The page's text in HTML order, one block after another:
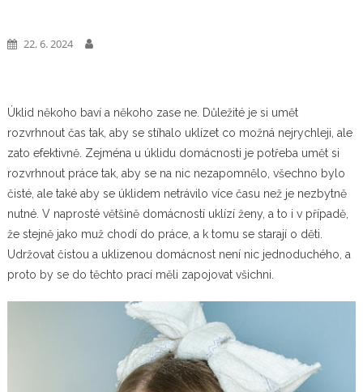
22. 6. 2024
Úklid někoho baví a někoho zase ne. Důležité je si umět
rozvrhnout čas tak, aby se stíhalo uklízet co možná nejrychleji, ale
zato efektivně. Zejména u úklidu domácnosti je potřeba umět si
rozvrhnout práce tak, aby se na nic nezapomnělo, všechno bylo
čisté, ale také aby se úklidem netrávilo více času než je nezbytně
nutné. V naprosté většině domácností uklízí ženy, a to i v případě,
že stejně jako muž chodí do práce, a k tomu se starají o děti.
Udržovat čistou a uklizenou domácnost není nic jednoduchého, a
proto by se do těchto prací měli zapojovat všichni.